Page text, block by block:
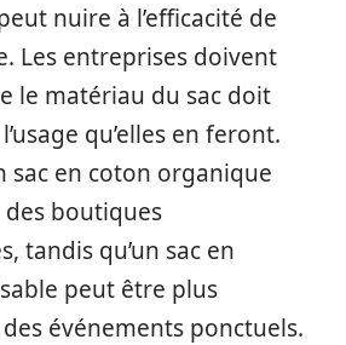
nuire à l’efficacité de
Les entreprises doivent
le matériau du sac doit
qu’elles en feront.
sac en coton organique
boutiques
tandis qu’un sac en
peut être plus
événements ponctuels.